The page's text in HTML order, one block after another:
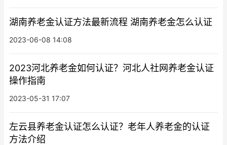
湖南养老金认证方法最新流程 湖南养老金怎么认证
2023-06-08 14:08
2023河北养老金如何认证？河北人社网养老金认证
操作指南
2023-05-31 17:07
左云县养老金认证怎么认证？老年人养老金的认证
方法介绍